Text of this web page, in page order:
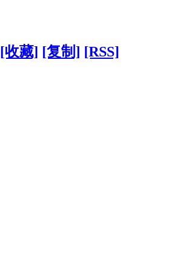
[收藏] [复制] [RSS]